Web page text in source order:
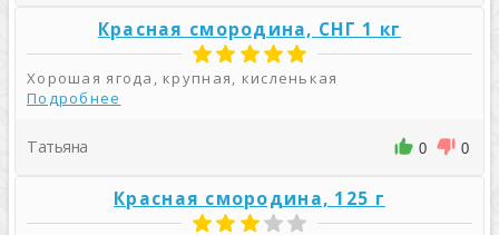
Красная смородина, СНГ 1 кг
Хорошая ягода, крупная, кисленькая
Подробнее
Татьяна 0 0
Красная смородина, 125 г